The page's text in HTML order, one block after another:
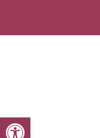
פתח סרגל נגישות